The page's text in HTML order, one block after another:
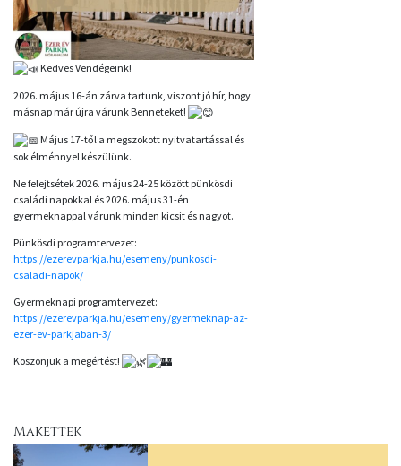
Kedves Vendégeink!
2026. május 16-án zárva tartunk, viszont jó hír, hogy
másnap már újra várunk Benneteket!
Május 17-től a megszokott nyitvatartással és
sok élménnyel készülünk.
Ne felejtsétek 2026. május 24-25 között pünkösdi
családi napokkal és 2026. május 31-én
gyermeknappal várunk minden kicsit és nagyot.
Pünkösdi programtervezet:
https://ezerevparkja.hu/esemeny/punkosdi-
csaladi-napok/
Gyermeknapi programtervezet:
https://ezerevparkja.hu/esemeny/gyermeknap-az-
ezer-ev-parkjaban-3/
Köszönjük a megértést!
Makettek